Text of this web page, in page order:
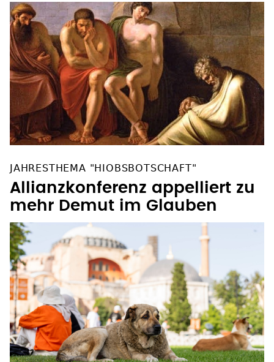
JAHRESTHEMA "HIOBSBOTSCHAFT"
Allianzkonferenz appelliert zu
mehr Demut im Glauben